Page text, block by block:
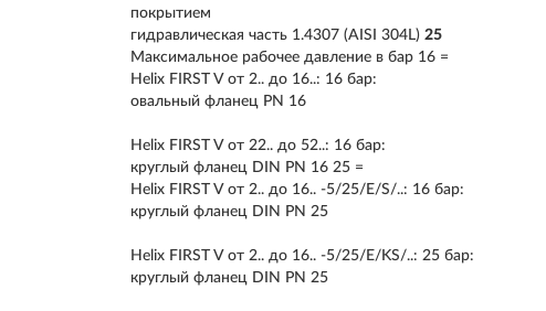
покрытием
гидравлическая часть 1.4307 (AISI 304L)25
Максимальное рабочее давление в бар 16 =
Helix FIRST V от 2.. до 16..: 16 бар:
овальный фланец PN 16
Helix FIRST V от 22.. до 52..: 16 бар:
круглый фланец DIN PN 16 25 =
Helix FIRST V от 2.. до 16.. -5/25/E/S/..: 16 бар:
круглый фланец DIN PN 25
Helix FIRST V от 2.. до 16.. -5/25/E/KS/..: 25 бар:
круглый фланец DIN PN 25